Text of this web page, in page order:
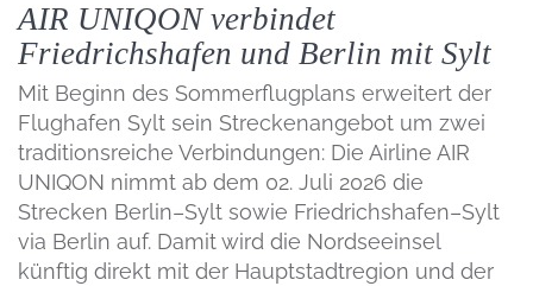
AIR UNIQON verbindet
Friedrichshafen und Berlin mit Sylt
Mit Beginn des Sommerflugplans erweitert der
Flughafen Sylt sein Streckenangebot um zwei
traditionsreiche Verbindungen: Die Airline AIR
UNIQON nimmt ab dem 02. Juli 2026 die
Strecken Berlin–Sylt sowie Friedrichshafen–Sylt
via Berlin auf. Damit wird die Nordseeinsel
künftig direkt mit der Hauptstadtregion und der